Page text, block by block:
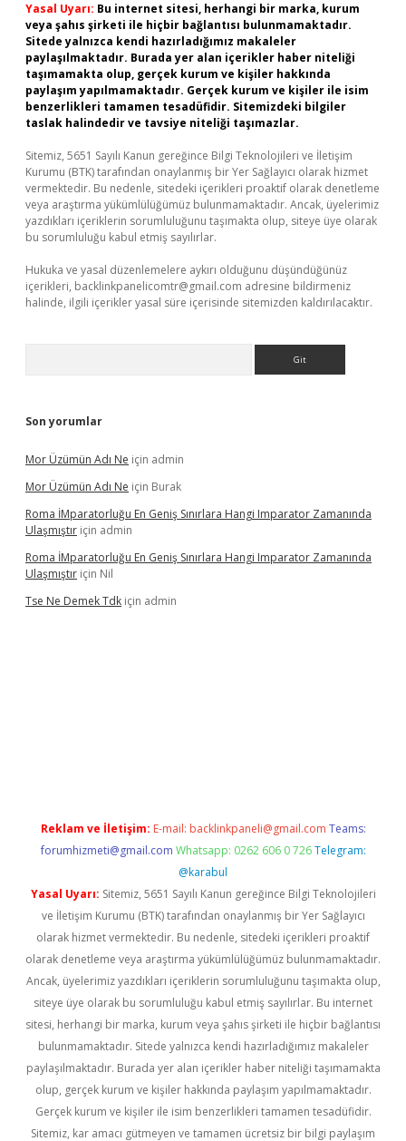
Yasal Uyarı: Bu internet sitesi, herhangi bir marka, kurum
veya şahıs şirketi ile hiçbir bağlantısı bulunmamaktadır.
Sitede yalnızca kendi hazırladığımız makaleler
paylaşılmaktadır. Burada yer alan içerikler haber niteliği
taşımamakta olup, gerçek kurum ve kişiler hakkında
paylaşım yapılmamaktadır. Gerçek kurum ve kişiler ile isim
benzerlikleri tamamen tesadüfidir. Sitemizdeki bilgiler
taslak halindedir ve tavsiye niteliği taşımazlar.
Sitemiz, 5651 Sayılı Kanun gereğince Bilgi Teknolojileri ve İletişim
Kurumu (BTK) tarafından onaylanmış bir Yer Sağlayıcı olarak hizmet
vermektedir. Bu nedenle, sitedeki içerikleri proaktif olarak denetleme
veya araştırma yükümlülüğümüz bulunmamaktadır. Ancak, üyelerimiz
yazdıkları içeriklerin sorumluluğunu taşımakta olup, siteye üye olarak
bu sorumluluğu kabul etmiş sayılırlar.
Hukuka ve yasal düzenlemelere aykırı olduğunu düşündüğünüz
içerikleri, backlinkpanelicomtr@gmail.com adresine bildirmeniz
halinde, ilgili içerikler yasal süre içerisinde sitemizden kaldırılacaktır.
Son yorumlar
Mor Üzümün Adı Ne için admin
Mor Üzümün Adı Ne için Burak
Roma İMparatorluğu En Geniş Sınırlara Hangi Imparator Zamanında
Ulaşmıştır için admin
Roma İMparatorluğu En Geniş Sınırlara Hangi Imparator Zamanında
Ulaşmıştır için Nil
Tse Ne Demek Tdk için admin
Reklam ve İletişim: E-mail: backlinkpaneli@gmail.com Teams:
forumhizmeti@gmail.com Whatsapp: 0262 606 0 726 Telegram:
@karabul
Yasal Uyarı: Sitemiz, 5651 Sayılı Kanun gereğince Bilgi Teknolojileri
ve İletişim Kurumu (BTK) tarafından onaylanmış bir Yer Sağlayıcı
olarak hizmet vermektedir. Bu nedenle, sitedeki içerikleri proaktif
olarak denetleme veya araştırma yükümlülüğümüz bulunmamaktadır.
Ancak, üyelerimiz yazdıkları içeriklerin sorumluluğunu taşımakta olup,
siteye üye olarak bu sorumluluğu kabul etmiş sayılırlar. Bu internet
sitesi, herhangi bir marka, kurum veya şahıs şirketi ile hiçbir bağlantısı
bulunmamaktadır. Sitede yalnızca kendi hazırladığımız makaleler
paylaşılmaktadır. Burada yer alan içerikler haber niteliği taşımamakta
olup, gerçek kurum ve kişiler hakkında paylaşım yapılmamaktadır.
Gerçek kurum ve kişiler ile isim benzerlikleri tamamen tesadüfidir.
Sitemiz, kar amacı gütmeyen ve tamamen ücretsiz bir bilgi paylaşım